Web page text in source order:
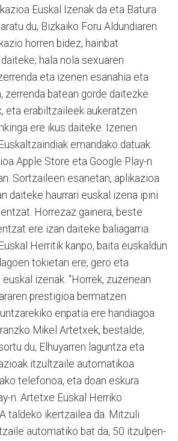
Euskal Izenak da eta Batura
du, Bizkaiko Foru Aldundiaren
horren bidez, hainbat
hala nola sexuaren
eta izenen esanahia eta
zerrenda batean gorde daitezke
eta erabiltzaileek aukeratzen
ere ikus daiteke. Izenen
emandako datuak
Apple Store eta Google Play-n
Sortzaileen esanetan, aplikazioa
daiteke haurrari euskal izena ipini
Horrezaz gainera, beste
ere izan daiteke baliagarria.
Herritik kanpo, baita euskaldun
tokietan ere, gero eta
izenak. “Horrek, zuzenean
prestigioa bermatzen
enpatia ere handiagoa
Mikel Artetxek, bestalde,
du, Elhuyarren laguntza eta
itzultzaile automatikoa
telefonoa, eta doan eskura
n. Artetxe Euskal Herriko
taldeko ikertzailea da. Mitzuli
automatiko bat da, 50 itzulpen-